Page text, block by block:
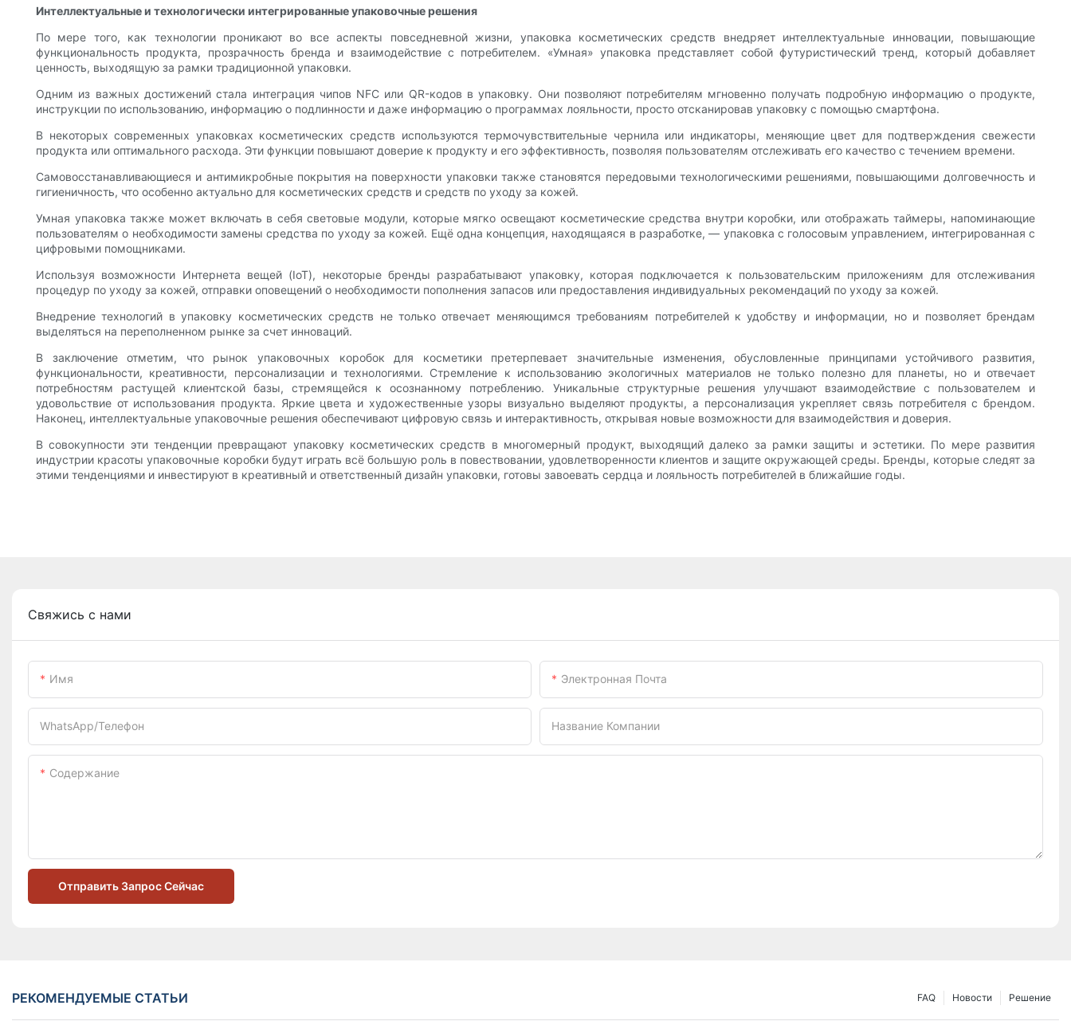
Интеллектуальные и технологически интегрированные упаковочные решения
По мере того, как технологии проникают во все аспекты повседневной жизни, упаковка косметических средств внедряет интеллектуальные инновации, повышающие
функциональность продукта, прозрачность бренда и взаимодействие с потребителем. «Умная» упаковка представляет собой футуристический тренд, который добавляет
ценность, выходящую за рамки традиционной упаковки.
Одним из важных достижений стала интеграция чипов NFC или QR-кодов в упаковку. Они позволяют потребителям мгновенно получать подробную информацию о продукте,
инструкции по использованию, информацию о подлинности и даже информацию о программах лояльности, просто отсканировав упаковку с помощью смартфона.
В некоторых современных упаковках косметических средств используются термочувствительные чернила или индикаторы, меняющие цвет для подтверждения свежести
продукта или оптимального расхода. Эти функции повышают доверие к продукту и его эффективность, позволяя пользователям отслеживать его качество с течением времени.
Самовосстанавливающиеся и антимикробные покрытия на поверхности упаковки также становятся передовыми технологическими решениями, повышающими долговечность и
гигиеничность, что особенно актуально для косметических средств и средств по уходу за кожей.
Умная упаковка также может включать в себя световые модули, которые мягко освещают косметические средства внутри коробки, или отображать таймеры, напоминающие
пользователям о необходимости замены средства по уходу за кожей. Ещё одна концепция, находящаяся в разработке, — упаковка с голосовым управлением, интегрированная с
цифровыми помощниками.
Используя возможности Интернета вещей (IoT), некоторые бренды разрабатывают упаковку, которая подключается к пользовательским приложениям для отслеживания
процедур по уходу за кожей, отправки оповещений о необходимости пополнения запасов или предоставления индивидуальных рекомендаций по уходу за кожей.
Внедрение технологий в упаковку косметических средств не только отвечает меняющимся требованиям потребителей к удобству и информации, но и позволяет брендам
выделяться на переполненном рынке за счет инноваций.
В заключение отметим, что рынок упаковочных коробок для косметики претерпевает значительные изменения, обусловленные принципами устойчивого развития,
функциональности, креативности, персонализации и технологиями. Стремление к использованию экологичных материалов не только полезно для планеты, но и отвечает
потребностям растущей клиентской базы, стремящейся к осознанному потреблению. Уникальные структурные решения улучшают взаимодействие с пользователем и
удовольствие от использования продукта. Яркие цвета и художественные узоры визуально выделяют продукты, а персонализация укрепляет связь потребителя с брендом.
Наконец, интеллектуальные упаковочные решения обеспечивают цифровую связь и интерактивность, открывая новые возможности для взаимодействия и доверия.
В совокупности эти тенденции превращают упаковку косметических средств в многомерный продукт, выходящий далеко за рамки защиты и эстетики. По мере развития
индустрии красоты упаковочные коробки будут играть всё большую роль в повествовании, удовлетворенности клиентов и защите окружающей среды. Бренды, которые следят за
этими тенденциями и инвестируют в креативный и ответственный дизайн упаковки, готовы завоевать сердца и лояльность потребителей в ближайшие годы.
Свяжись с нами
Имя Электронная Почта
WhatsApp/телефон Название Компании
Содержание
Отправить Запрос Сейчас
РЕКОМЕНДУЕМЫЕ СТАТЬИ Решение
Новости
FAQ